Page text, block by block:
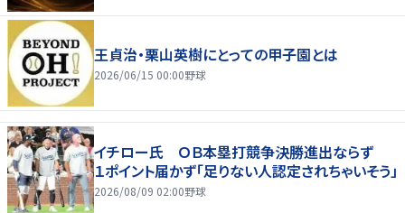
王貞治・栗山英樹にとっての甲子園とは
2026/06/15 00:00野球
イチロー氏 ＯＢ本塁打競争決勝進出ならず
１ポイント届かず「足りない人認定されちゃいそう」
2026/08/09 02:00野球